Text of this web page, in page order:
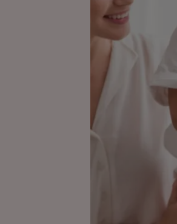
與
屑
病
共